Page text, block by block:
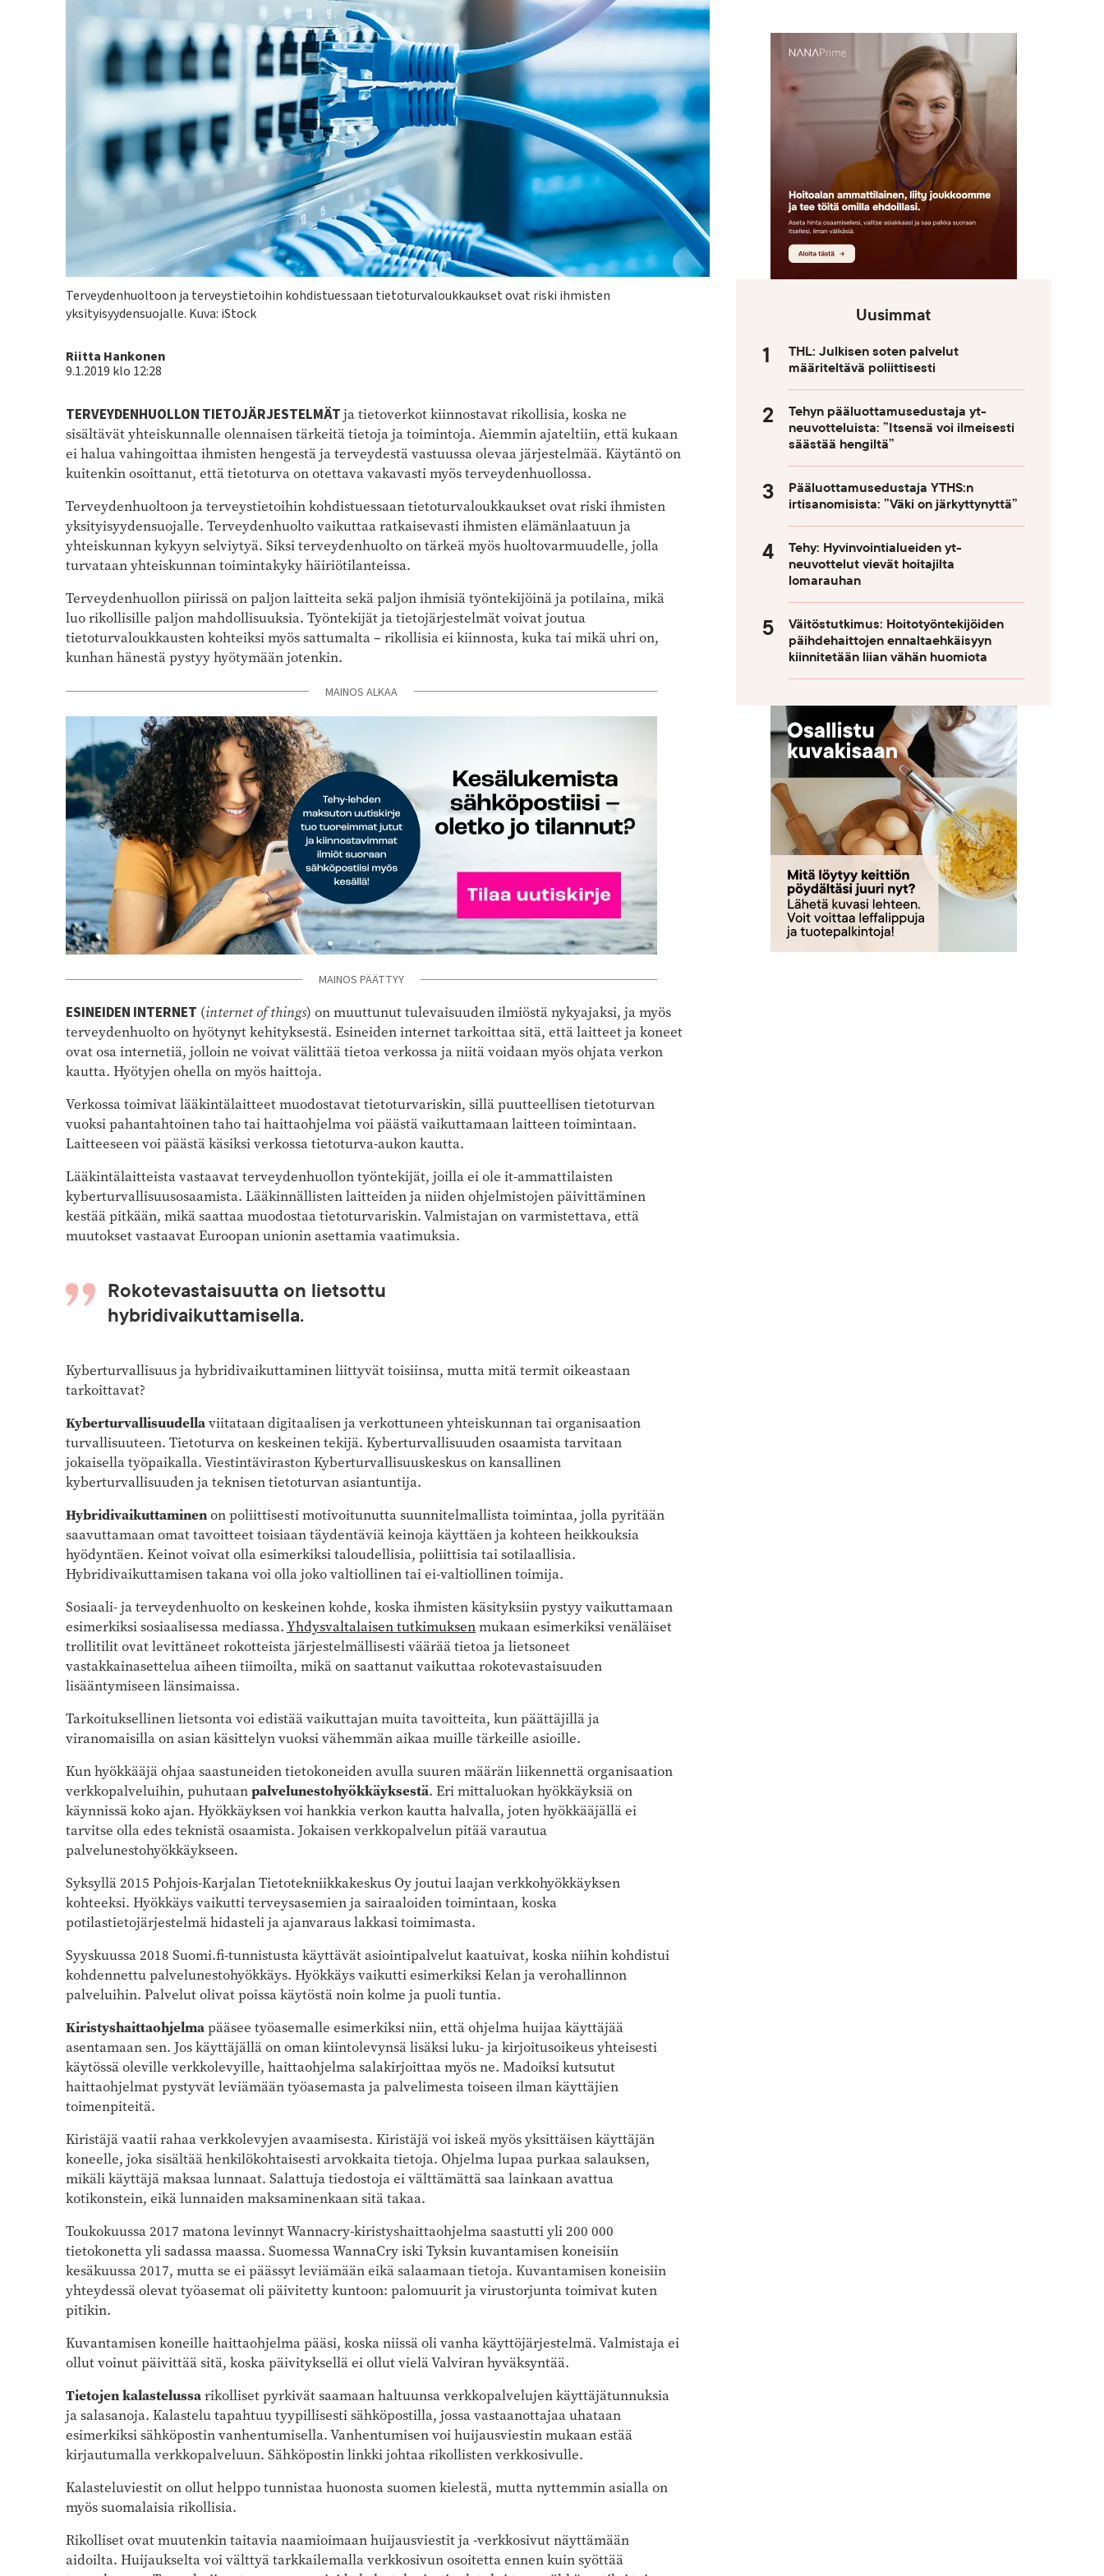
Kuvateksti
Terveydenhuoltoon ja terveystietoihin kohdistuessaan tietoturvaloukkaukset ovat riski ihmisten
yksityisyydensuojalle. Kuva: iStock
Kirjoittaja
Riitta Hankonen
9.1.2019 klo 12:28
TERVEYDENHUOLLON TIETOJÄRJESTELMÄTja tietoverkot kiinnostavat rikollisia, koska ne
sisältävät yhteiskunnalle olennaisen tärkeitä tietoja ja toimintoja. Aiemmin ajateltiin, että kukaan
ei halua vahingoittaa ihmisten hengestä ja terveydestä vastuussa olevaa järjestelmää. Käytäntö on
kuitenkin osoittanut, että tietoturva on otettava vakavasti myös terveydenhuollossa.
Terveydenhuoltoon ja terveystietoihin kohdistuessaan tietoturvaloukkaukset ovat riski ihmisten
yksityisyydensuojalle. Terveydenhuolto vaikuttaa ratkaisevasti ihmisten elämänlaatuun ja
yhteiskunnan kykyyn selviytyä. Siksi terveydenhuolto on tärkeä myös huoltovarmuudelle, jolla
turvataan yhteiskunnan toimintakyky häiriötilanteissa.
Terveydenhuollon piirissä on paljon laitteita sekä paljon ihmisiä työntekijöinä ja potilaina, mikä
luo rikollisille paljon mahdollisuuksia. Työntekijät ja tietojärjestelmät voivat joutua
tietoturvaloukkausten kohteiksi myös sattumalta – rikollisia ei kiinnosta, kuka tai mikä uhri on,
kunhan hänestä pystyy hyötymään jotenkin.
MAINOS ALKAA
MAINOS PÄÄTTYY
ESINEIDEN INTERNET (internet of things) on muuttunut tulevaisuuden ilmiöstä nykyajaksi, ja myös
terveydenhuolto on hyötynyt kehityksestä. Esineiden internet tarkoittaa sitä, että laitteet ja koneet
ovat osa internetiä, jolloin ne voivat välittää tietoa verkossa ja niitä voidaan myös ohjata verkon
kautta. Hyötyjen ohella on myös haittoja.
Verkossa toimivat lääkintälaitteet muodostavat tietoturvariskin, sillä puutteellisen tietoturvan
vuoksi pahantahtoinen taho tai haittaohjelma voi päästä vaikuttamaan laitteen toimintaan.
Laitteeseen voi päästä käsiksi verkossa tietoturva-aukon kautta.
Lääkintälaitteista vastaavat terveydenhuollon työntekijät, joilla ei ole it-ammattilaisten
kyberturvallisuusosaamista. Lääkinnällisten laitteiden ja niiden ohjelmistojen päivittäminen
kestää pitkään, mikä saattaa muodostaa tietoturvariskin. Valmistajan on varmistettava, että
muutokset vastaavat Euroopan unionin asettamia vaatimuksia.
Rokote­vastaisuutta on ­lietsottu
hybridivaikuttamisella.
Kyberturvallisuus ja hybridivaikuttaminen liittyvät toisiinsa, mutta mitä termit oikeastaan
tarkoittavat?
Kyberturvallisuudellaviitataan digitaalisen ja verkottuneen yhteiskunnan tai organisaation
turvallisuuteen. Tietoturva on keskeinen tekijä. Kyberturvallisuuden osaamista tarvitaan
jokaisella työpaikalla. Viestintäviraston Kyberturvallisuuskeskus on kansallinen
kyberturvallisuuden ja teknisen tietoturvan asiantuntija.
Hybridivaikuttaminenon poliittisesti motivoitunutta suunnitelmallista toimintaa, jolla pyritään
saavuttamaan omat tavoitteet toisiaan täydentäviä keinoja käyttäen ja kohteen heikkouksia
hyödyntäen. Keinot voivat olla esimerkiksi taloudellisia, poliittisia tai sotilaallisia.
Hybridivaikuttamisen takana voi olla joko valtiollinen tai ei-valtiollinen toimija.
Sosiaali- ja terveydenhuolto on keskeinen kohde, koska ihmisten käsityksiin pystyy vaikuttamaan
esimerkiksi sosiaalisessa mediassa.Yhdysvaltalaisen tutkimuksenmukaan esimerkiksi venäläiset
trollitilit ovat levittäneet rokotteista järjestelmällisesti väärää tietoa ja lietsoneet
vastakkainasettelua aiheen tiimoilta, mikä on saattanut vaikuttaa rokotevastaisuuden
lisääntymiseen länsimaissa.
Tarkoituksellinen lietsonta voi edistää vaikuttajan muita tavoitteita, kun päättäjillä ja
viranomaisilla on asian käsittelyn vuoksi vähemmän aikaa muille tärkeille asioille.
Kun hyökkääjä ohjaa saastuneiden tietokoneiden avulla suuren määrän liikennettä organisaation
verkkopalveluihin, puhutaanpalvelunestohyökkäyksestä. Eri mittaluokan hyökkäyksiä on
käynnissä koko ajan. Hyökkäyksen voi hankkia verkon kautta halvalla, joten hyökkääjällä ei
tarvitse olla edes teknistä osaamista. Jokaisen verkkopalvelun pitää varautua
palvelunestohyökkäykseen.
Syksyllä 2015 Pohjois-Karjalan Tietotekniikkakeskus Oy joutui laajan verkkohyökkäyksen
kohteeksi. Hyökkäys vaikutti terveysasemien ja sairaaloiden toimintaan, koska
potilastietojärjestelmä hidasteli ja ajanvaraus lakkasi toimimasta.
Syyskuussa 2018 Suomi.fi-tunnistusta käyttävät asiointipalvelut kaatuivat, koska niihin kohdistui
kohdennettu palvelunestohyökkäys. Hyökkäys vaikutti esimerkiksi Kelan ja verohallinnon
palveluihin. Palvelut olivat poissa käytöstä noin kolme ja puoli tuntia.
Kiristyshaittaohjelmapääsee työasemalle esimerkiksi niin, että ohjelma huijaa käyttäjää
asentamaan sen. Jos käyttäjällä on oman kiintolevynsä lisäksi luku- ja kirjoitusoikeus yhteisesti
käytössä oleville verkkolevyille, haittaohjelma salakirjoittaa myös ne. Madoiksi kutsutut
haittaohjelmat pystyvät leviämään työasemasta ja palvelimesta toiseen ilman käyttäjien
toimenpiteitä.
Kiristäjä vaatii rahaa verkkolevyjen avaamisesta. Kiristäjä voi iskeä myös yksittäisen käyttäjän
koneelle, joka sisältää henkilökohtaisesti arvokkaita tietoja. Ohjelma lupaa purkaa salauksen,
mikäli käyttäjä maksaa lunnaat. Salattuja tiedostoja ei välttämättä saa lainkaan avattua
kotikonstein, eikä lunnaiden maksaminenkaan sitä takaa.
Toukokuussa 2017 matona levinnyt Wannacry-kiristyshaittaohjelma saastutti yli 200 000
tietokonetta yli sadassa maassa. Suomessa WannaCry iski Tyksin kuvantamisen koneisiin
kesäkuussa 2017, mutta se ei päässyt leviämään eikä salaamaan tietoja. Kuvantamisen koneisiin
yhteydessä olevat työasemat oli päivitetty kuntoon: palomuurit ja virustorjunta toimivat kuten
pitikin.
Kuvantamisen koneille haittaohjelma pääsi, koska niissä oli vanha käyttöjärjestelmä. Valmistaja ei
ollut voinut päivittää sitä, koska päivityksellä ei ollut vielä Valviran hyväksyntää.
Tietojen kalastelussarikolliset pyrkivät saamaan haltuunsa verkkopalvelujen käyttäjätunnuksia
ja salasanoja. Kalastelu tapahtuu tyypillisesti sähköpostilla, jossa vastaanottajaa uhataan
esimerkiksi sähköpostin vanhentumisella. Vanhentumisen voi huijausviestin mukaan estää
kirjautumalla verkkopalveluun. Sähköpostin linkki johtaa rikollisten verkkosivulle.
Kalasteluviestit on ollut helppo tunnistaa huonosta suomen kielestä, mutta nyttemmin asialla on
myös suomalaisia rikollisia.
Rikolliset ovat muutenkin taitavia naamioimaan huijausviestit ja -verkkosivut näyttämään
aidoilta. Huijaukselta voi välttyä tarkkailemalla verkkosivun osoitetta ennen kuin syöttää
Uusimmat
THL: Julkisen soten palvelut
määriteltävä poliittisesti
Tehyn pääluottamusedustaja yt-
neuvotteluista: ”Itsensä voi ilmeisesti
säästää hengiltä”
Pääluottamusedustaja YTHS:n
irtisanomisista: ”Väki on järkyttynyttä”
Tehy: Hyvinvointialueiden yt-
neuvottelut vievät hoitajilta
lomarauhan
Väitöstutkimus: Hoitotyöntekijöiden
päihdehaittojen ennaltaehkäisyyn
kiinnitetään liian vähän huomiota